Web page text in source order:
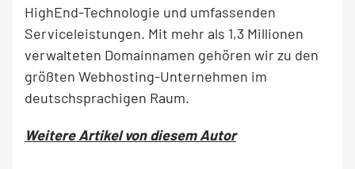
HighEnd-Technologie und umfassenden
Serviceleistungen. Mit mehr als 1,3 Millionen
verwalteten Domainnamen gehören wir zu den
größten Webhosting-Unternehmen im
deutschsprachigen Raum.
Weitere Artikel von diesem Autor